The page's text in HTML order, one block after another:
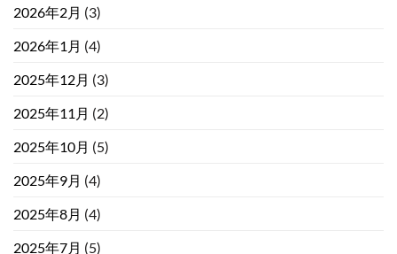
2026年2月 (3)
2026年1月 (4)
2025年12月 (3)
2025年11月 (2)
2025年10月 (5)
2025年9月 (4)
2025年8月 (4)
2025年7月 (5)